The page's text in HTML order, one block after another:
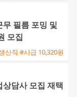
필름 포밍 및
모집
산직 #시급 10,320원
담사 모집 재택